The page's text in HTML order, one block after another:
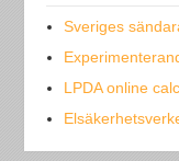
Sveriges
LPDA online